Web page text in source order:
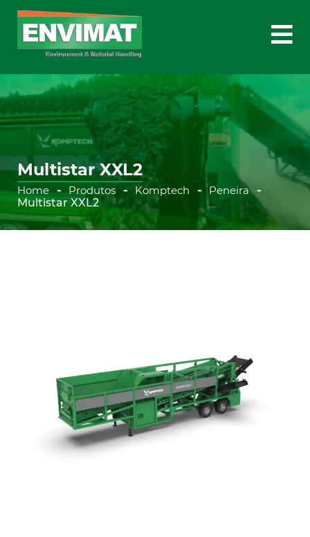
Multistar XXL2
Home Produtos Komptech
Peneira
Multistar XXL2